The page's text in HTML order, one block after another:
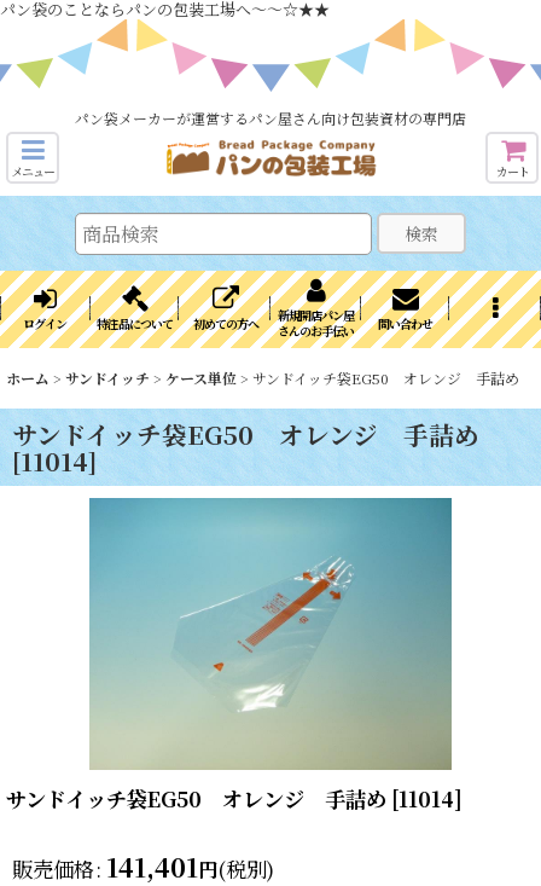
パン袋のことならパンの包装工場へ～～☆★★
パン袋メーカーが運営するパン屋さん向け包装資材の専門店
メニュー カート
検索
ログイン 特注品について 初めての方へ
新規開店パン屋
さんのお手伝い
問い合わせ
ホーム > サンドイッチ > ケース単位 > サンドイッチ袋EG50 オレンジ 手詰め
サンドイッチ袋EG50 オレンジ 手詰め
[11014]
サンドイッチ袋EG50 オレンジ 手詰め [11014]
販売価格: 141,401円(税別)